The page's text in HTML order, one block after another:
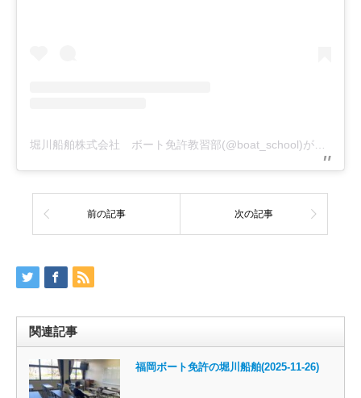
前の記事 次の記事
関連記事
福岡ボート免許の堀川船舶(2025-11-26)